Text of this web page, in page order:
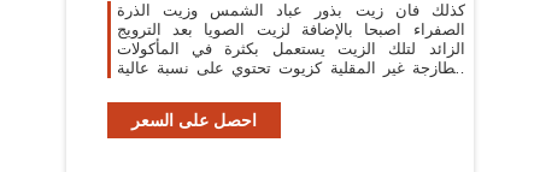
كذلك فان زيت بذور عباد الشمس وزيت الذرة
الصفراء اصبحا بالإضافة لزيت الصويا بعد الترويج
الزائد لتلك الزيت يستعمل بكثرة في المأكولات
الطازجة غير المقلية كزيوت تحتوي على نسبة عالية
احصل على السعر